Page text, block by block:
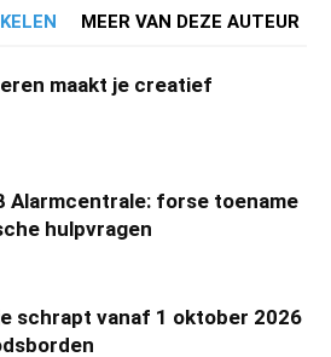
MEER VAN DEZE AUTEUR
maakt je creatief
Alarmcentrale: forse toename
hulpvragen
schrapt vanaf 1 oktober 2026